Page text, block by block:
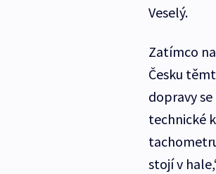
Veselý.
Zatímco
Česku
dopravy
technické
stojí v